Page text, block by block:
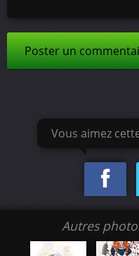
Poster un
Vous aimez
Autres